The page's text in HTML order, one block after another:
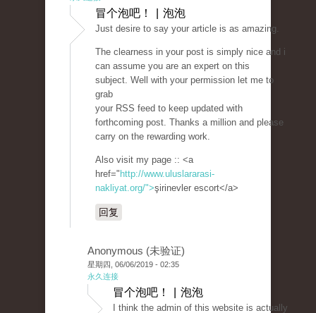
冒个泡吧！ | 泡泡
Just desire to say your article is as amazing.
The clearness in your post is simply nice and i
can assume you are an expert on this
subject. Well with your permission let me to
grab
your RSS feed to keep updated with
forthcoming post. Thanks a million and please
carry on the rewarding work.
Also visit my page :: <a
href=" http://www.uluslararasi-
nakliyat.org/">şirinevler escort</a>
回复
Anonymous (未验证)
星期四, 06/06/2019 - 02:35
永久连接
冒个泡吧！ | 泡泡
I think the admin of this website is actually